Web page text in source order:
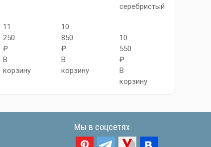
11
250
₽
В
корзину
10
850
₽
В
корзину
серебристый
10
550
₽
В
корзину
Мы в соцсетях